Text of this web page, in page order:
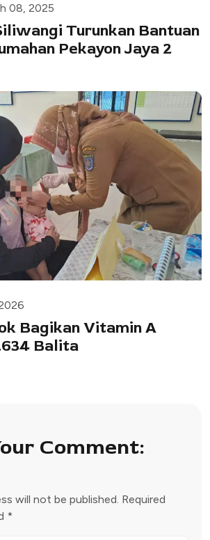
08, 2025
Turunkan Bantuan
Pekayon Jaya 2
Bagikan Vitamin A
Balita
Comment:
will not be published. Required
*